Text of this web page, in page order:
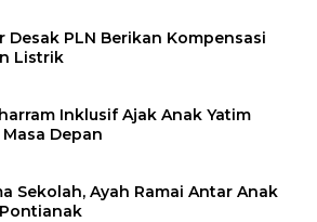
Desak PLN Berikan Kompensasi
Listrik
Inklusif Ajak Anak Yatim
Depan
Sekolah, Ayah Ramai Antar Anak